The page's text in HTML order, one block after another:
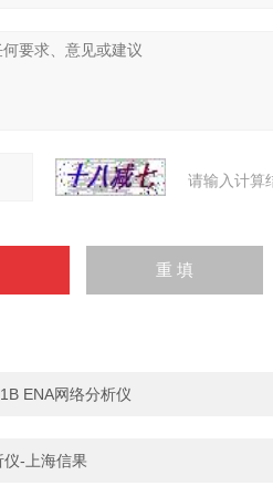
请输入计算
ENA网络分析仪
-上海信果